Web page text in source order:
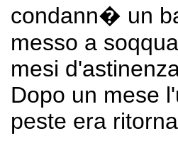
condann� un
messo a
mesi
Dopo un mese
peste era